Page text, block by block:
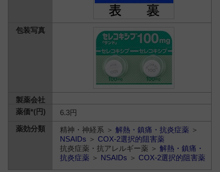
6.3円
精神・神経系 ＞解熱・鎮痛・抗炎症薬 ＞
NSAIDs ＞ COX-2選択的阻害薬
抗炎症薬・抗アレルギー薬 ＞解熱・鎮痛・
抗炎症薬 ＞ NSAIDs ＞ COX-2選択的阻害薬